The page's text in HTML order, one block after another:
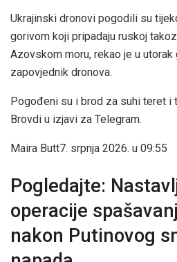
Ukrajinski dronovi pogodili su
gorivom koji pripadaju ruskoj
Azovskom moru, rekao je u
zapovjednik dronova.
Pogođeni su i brod za suhi teret i
Brovdi u izjavi za Telegram.
Maira Butt7. srpnja 2026. u 09:55
Pogledajte:
operacije
nakon Putinovog